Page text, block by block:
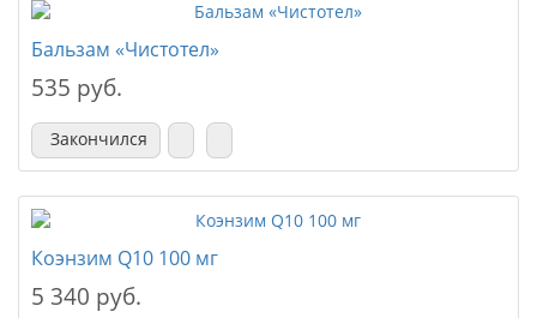
Бальзам «Чистотел»
535 руб.
Закончился
Коэнзим Q10 100 мг
5 340 руб.